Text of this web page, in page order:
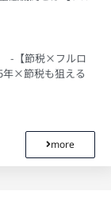
-【節税×フルロ
×節税も狙える
more